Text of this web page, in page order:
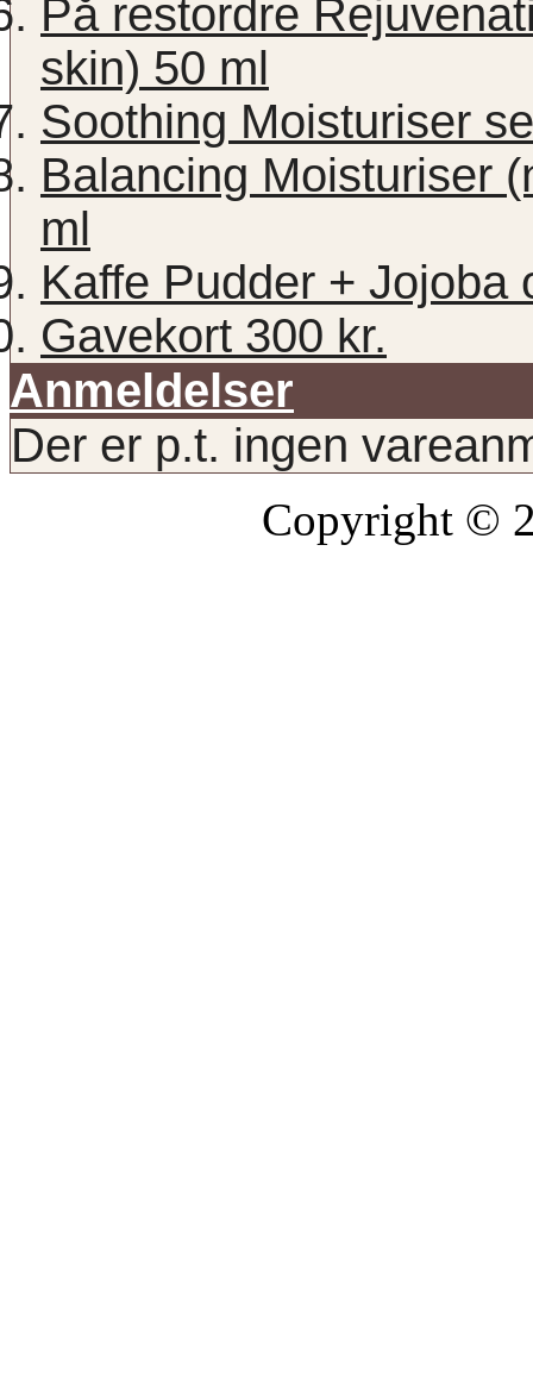
På restordre
skin) 50 ml
Soothing Moisturiser
Balancing Moisturiser
ml
Kaffe Pudder + Jojoba
Gavekort 300 kr.
Anmeldelser
Der er p.t. ingen
Copyright ©